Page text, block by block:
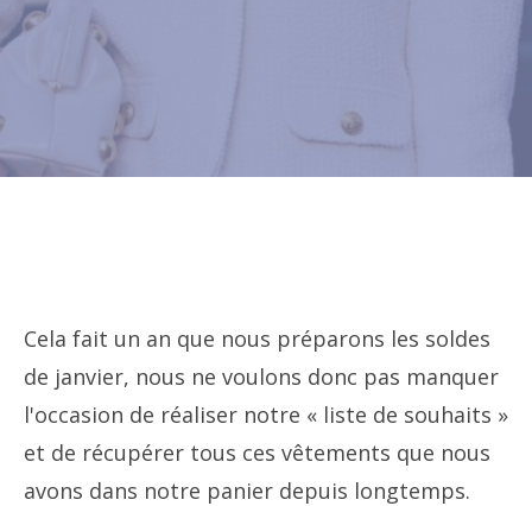
Cela fait un an que nous préparons les soldes
de janvier, nous ne voulons donc pas manquer
l'occasion de réaliser notre « liste de souhaits »
et de récupérer tous ces vêtements que nous
avons dans notre panier depuis longtemps.